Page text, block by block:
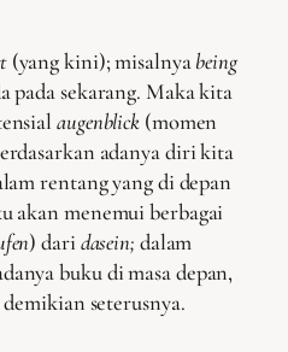
(yang kini); misalnyabeing
pada sekarang. Maka kita
augenblick (momen
adanya diri kita
rentang yang di depan
akan menemui berbagai
) dari dasein; dalam
buku di masa depan,
seterusnya.